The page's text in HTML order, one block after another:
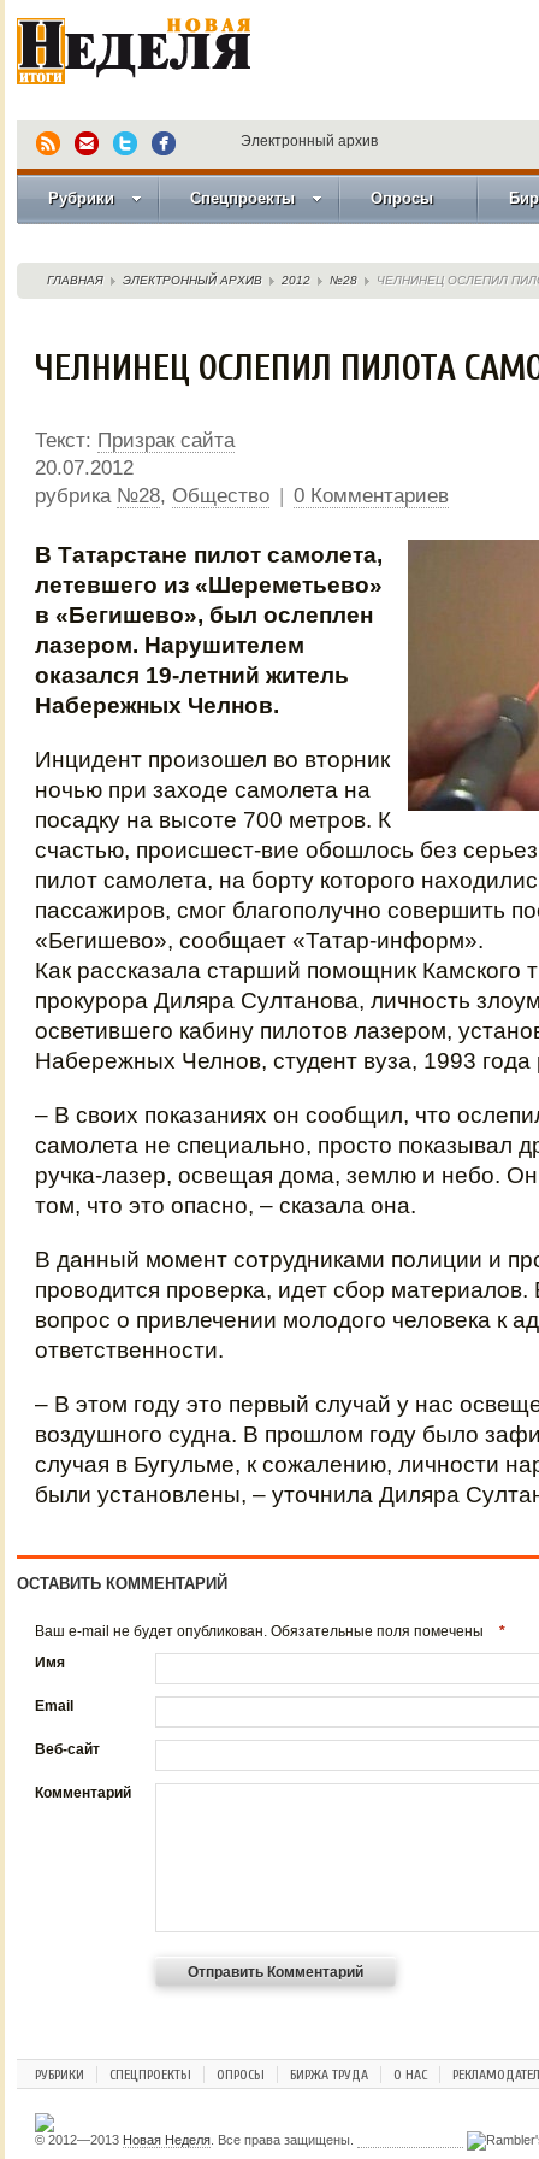
Электронный архив
Рубрики Спецпроекты Опросы
ГЛАВНАЯ ЭЛЕКТРОННЫЙ АРХИВ 2012 №28 ЧЕЛНИНЕЦ ОСЛЕПИЛ
ЧЕЛНИНЕЦ ОСЛЕПИЛ ПИЛОТА
Текст: Призрак сайта
20.07.2012
рубрика №28, Общество | 0 Комментариев
В Татарстане пилот самолета,
летевшего из «Шереметьево»
в «Бегишево», был ослеплен
лазером. Нарушителем
оказался 19-летний житель
Набережных Челнов.
Инцидент произошел во вторник
ночью при заходе самолета на
посадку на высоте 700 метров. К
счастью, происшест-вие обошлось без
пилот самолета, на борту которого
пассажиров, смог благополучно совершить
«Бегишево», сообщает «Татар-информ».
Как рассказала старший помощник Камского
прокурора Диляра Султанова, личность
осветившего кабину пилотов лазером,
Набережных Челнов, студент вуза, 1993
– В своих показаниях он сообщил, что
самолета не специально, просто показывал
ручка-лазер, освещая дома, землю и небо. Он
том, что это опасно, – сказала она.
В данный момент сотрудниками полиции и
проводится проверка, идет сбор материалов.
вопрос о привлечении молодого человека к
ответственности.
– В этом году это первый случай у нас
воздушного судна. В прошлом году было
случая в Бугульме, к сожалению, личности
были установлены, – уточнила Диляра
ОСТАВИТЬ КОММЕНТАРИЙ
Ваш e-mail не будет опубликован. Обязательные поля помечены
*
Имя
Email
Веб-сайт
Комментарий
РУБРИКИ СПЕЦПРОЕКТЫ ОПРОСЫ БИРЖА ТРУДА О НАС
© 2012—2013 Новая Неделя . Все права защищены.